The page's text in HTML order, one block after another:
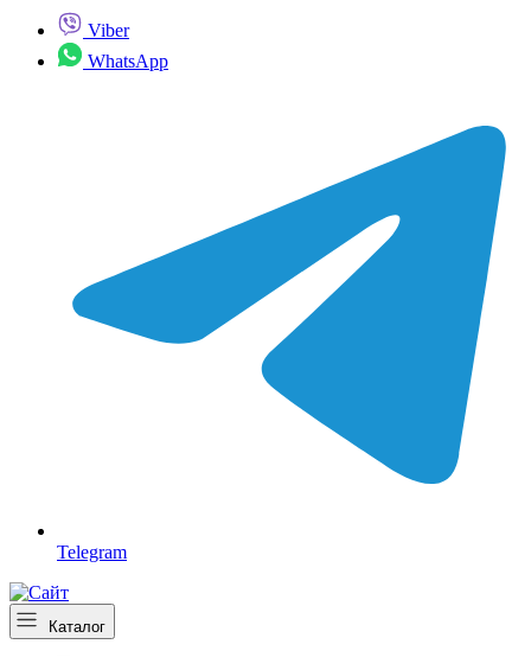
Viber
WhatsApp
Telegram
Каталог